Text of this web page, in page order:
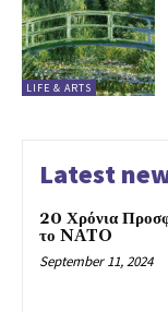
LIFE & ARTS
Latest
20 Χρόνια
το NATO
September 11, 2024